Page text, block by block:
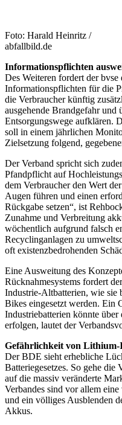
Foto: Harald Heinritz /
abfallbild.de
Informationspflichten
Des Weiteren fordert der
Informationspflichten für die
die Verbraucher künftig
ausgehende Brandgefahr
Entsorgungswege aufklären.
soll in einem jährlichen
Zielsetzung folgend,
Der Verband spricht sich
Pfandpflicht auf
dem Verbraucher den Wert
Augen führen und einen
Rückgabe setzen“, ist
Zunahme und Verbreitung
wöchentlich aufgrund falsch
Recyclinganlagen zu
oft existenzbedrohenden
Eine Ausweitung des
Rücknahmesystems fordert
Industrie-Altbatterien, wie sie
Bikes eingesetzt werden. Ein
Industriebatterien könnte
erfolgen, lautet der
Gefährlichkeit von Lithium-
Der BDE sieht erhebliche
Batteriegesetzes. So gehe die
auf die massiv veränderte
Verbandes sind vor allem
und ein völliges Ausblenden
Akkus.